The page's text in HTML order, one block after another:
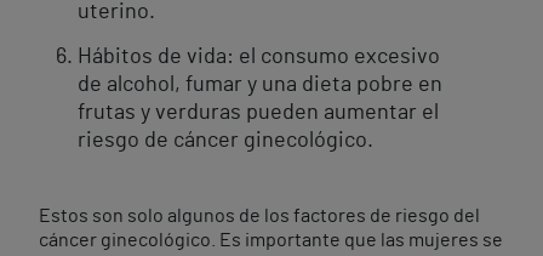
uterino.
Hábitos de vida: el consumo excesivo
de alcohol, fumar y una dieta pobre en
frutas y verduras pueden aumentar el
riesgo de cáncer ginecológico.
Estos son solo algunos de los factores de riesgo del
cáncer ginecológico. Es importante que las mujeres se